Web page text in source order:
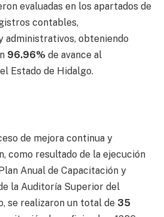
evaluadas en los apartados de
contables,
administrativos, obteniendo
96.96% de avance al
Estado de Hidalgo.
de mejora continua y
como resultado de la ejecución
Anual de Capacitación y
la Auditoría Superior del
se realizaron un total de 35